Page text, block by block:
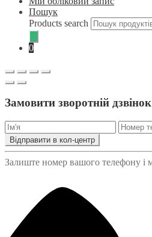
Пошук
Products search
0
Замовити зворотній
Відправити в кол-центр
Залиште номер вашого телефону і